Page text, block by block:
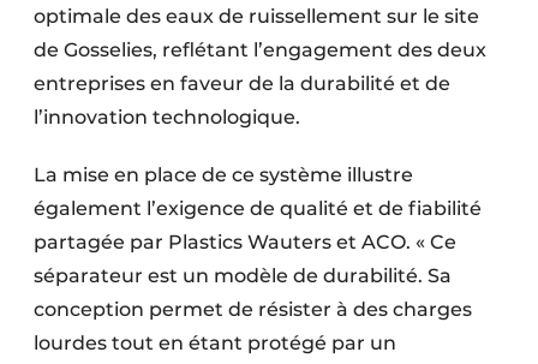
optimale des eaux de ruissellement sur le site
de Gosselies, reflétant l’engagement des deux
entreprises en faveur de la durabilité et de
l’innovation technologique.
La mise en place de ce système illustre
également l’exigence de qualité et de fiabilité
partagée par Plastics Wauters et ACO. « ​Ce
séparateur est un modèle de durabilité. Sa
conception permet de résister à des charges
lourdes tout en étant protégé par un